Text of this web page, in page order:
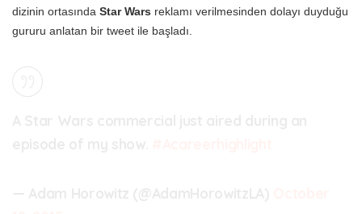
dizinin ortasında Star Wars reklamı verilmesinden dolayı duyduğu
gururu anlatan bir tweet ile başladı.